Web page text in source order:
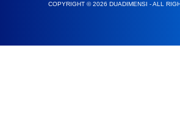
COPYRIGHT © 2026 DUADIMENSI - ALL